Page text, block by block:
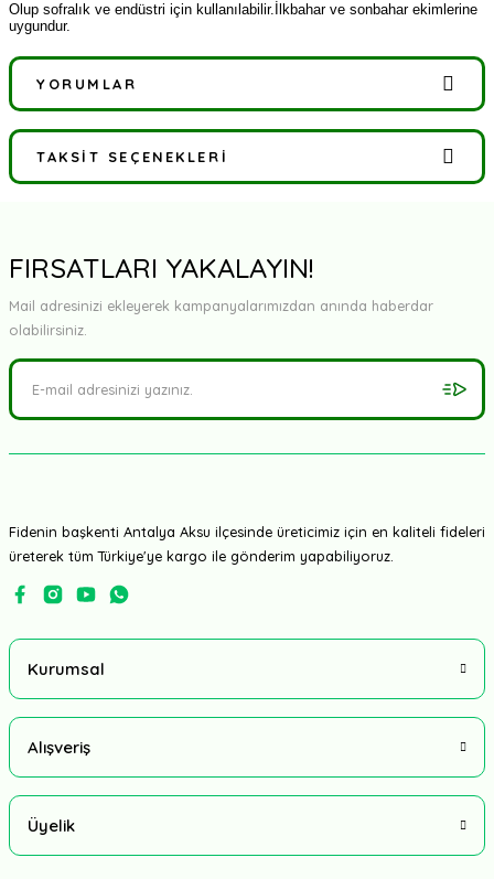
Olup sofralık ve endüstri için kullanılabilir.İlkbahar ve sonbahar ekimlerine
uygundur.
YORUMLAR
Bu ürüne ilk yorumu siz yapın!
TAKSIT SEÇENEKLERI
FIRSATLARI YAKALAYIN!
Mail adresinizi ekleyerek kampanyalarımızdan anında haberdar
olabilirsiniz.
Fidenin başkenti Antalya Aksu ilçesinde üreticimiz için en kaliteli fideleri
üreterek tüm Türkiye'ye kargo ile gönderim yapabiliyoruz.
Kurumsal
Alışveriş
Üyelik